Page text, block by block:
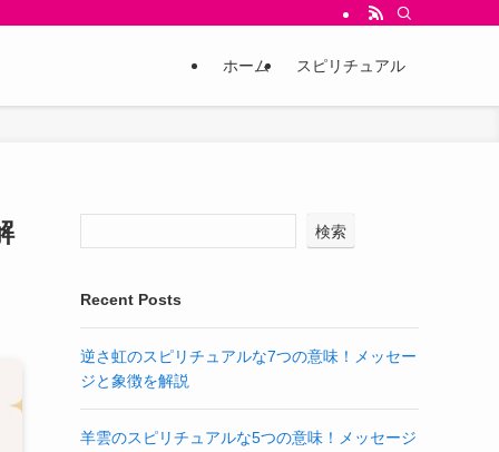
ホーム スピリチュアル
検索
Recent Posts
逆さ虹のスピリチュアルな7つの意味！メッセー
ジと象徴を解説
羊雲のスピリチュアルな5つの意味！メッセージ